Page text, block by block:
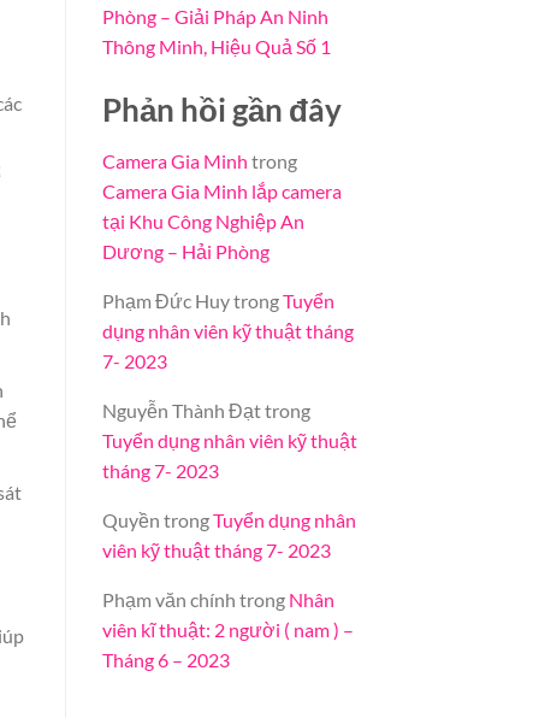
Phòng – Giải Pháp An Ninh
Thông Minh, Hiệu Quả Số 1
Phản hồi gần đây
Camera Gia Minh trong
Camera Gia Minh lắp camera
tại Khu Công Nghiệp An
Dương – Hải Phòng
Phạm Đức HuytrongTuyển
dụng nhân viên kỹ thuật tháng
7- 2023
Nguyễn Thành Đạttrong
Tuyển dụng nhân viên kỹ thuật
tháng 7- 2023
Quyền trongTuyển dụng nhân
viên kỹ thuật tháng 7- 2023
Phạm văn chính trong Nhân
viên kĩ thuật: 2 người ( nam ) –
Tháng 6 – 2023